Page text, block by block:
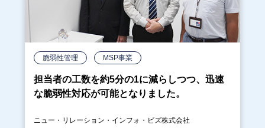
脆弱性管理 MSP事業
担当者の工数を約5分の1に減らしつつ、迅速
な脆弱性対応が可能となりました。
ニュー・リレーション・インフォ・ビズ株式会社